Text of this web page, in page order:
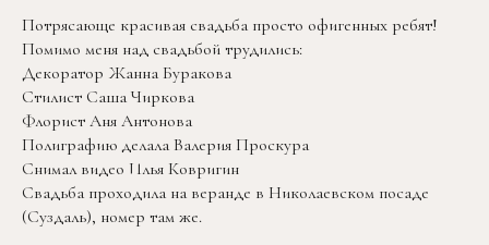
Потрясающе красивая свадьба просто офигенных ребят!
Помимо меня над свадьбой трудились:
Декоратор Жанна Буракова
Стилист Саша Чиркова
Флорист Аня Антонова
Полиграфию делала Валерия Проскура
Снимал видео Илья Ковригин
Свадьба проходила на веранде в Николаевском посаде
(Суздаль), номер там же.